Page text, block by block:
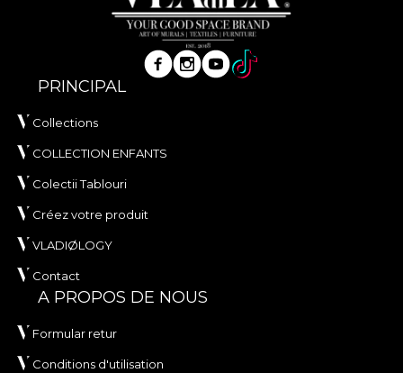
PRINCIPAL
Collections
COLLECTION ENFANTS
Colectii Tablouri
Créez votre produit
VLADIØLOGY
Contact
A PROPOS DE NOUS
Formular retur
Conditions d'utilisation